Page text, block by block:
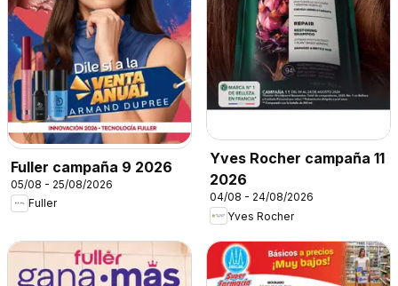
Fuller campaña 9 2026
05/08 - 25/08/2026
Fuller
Yves Rocher campaña 11
2026
04/08 - 24/08/2026
Yves Rocher